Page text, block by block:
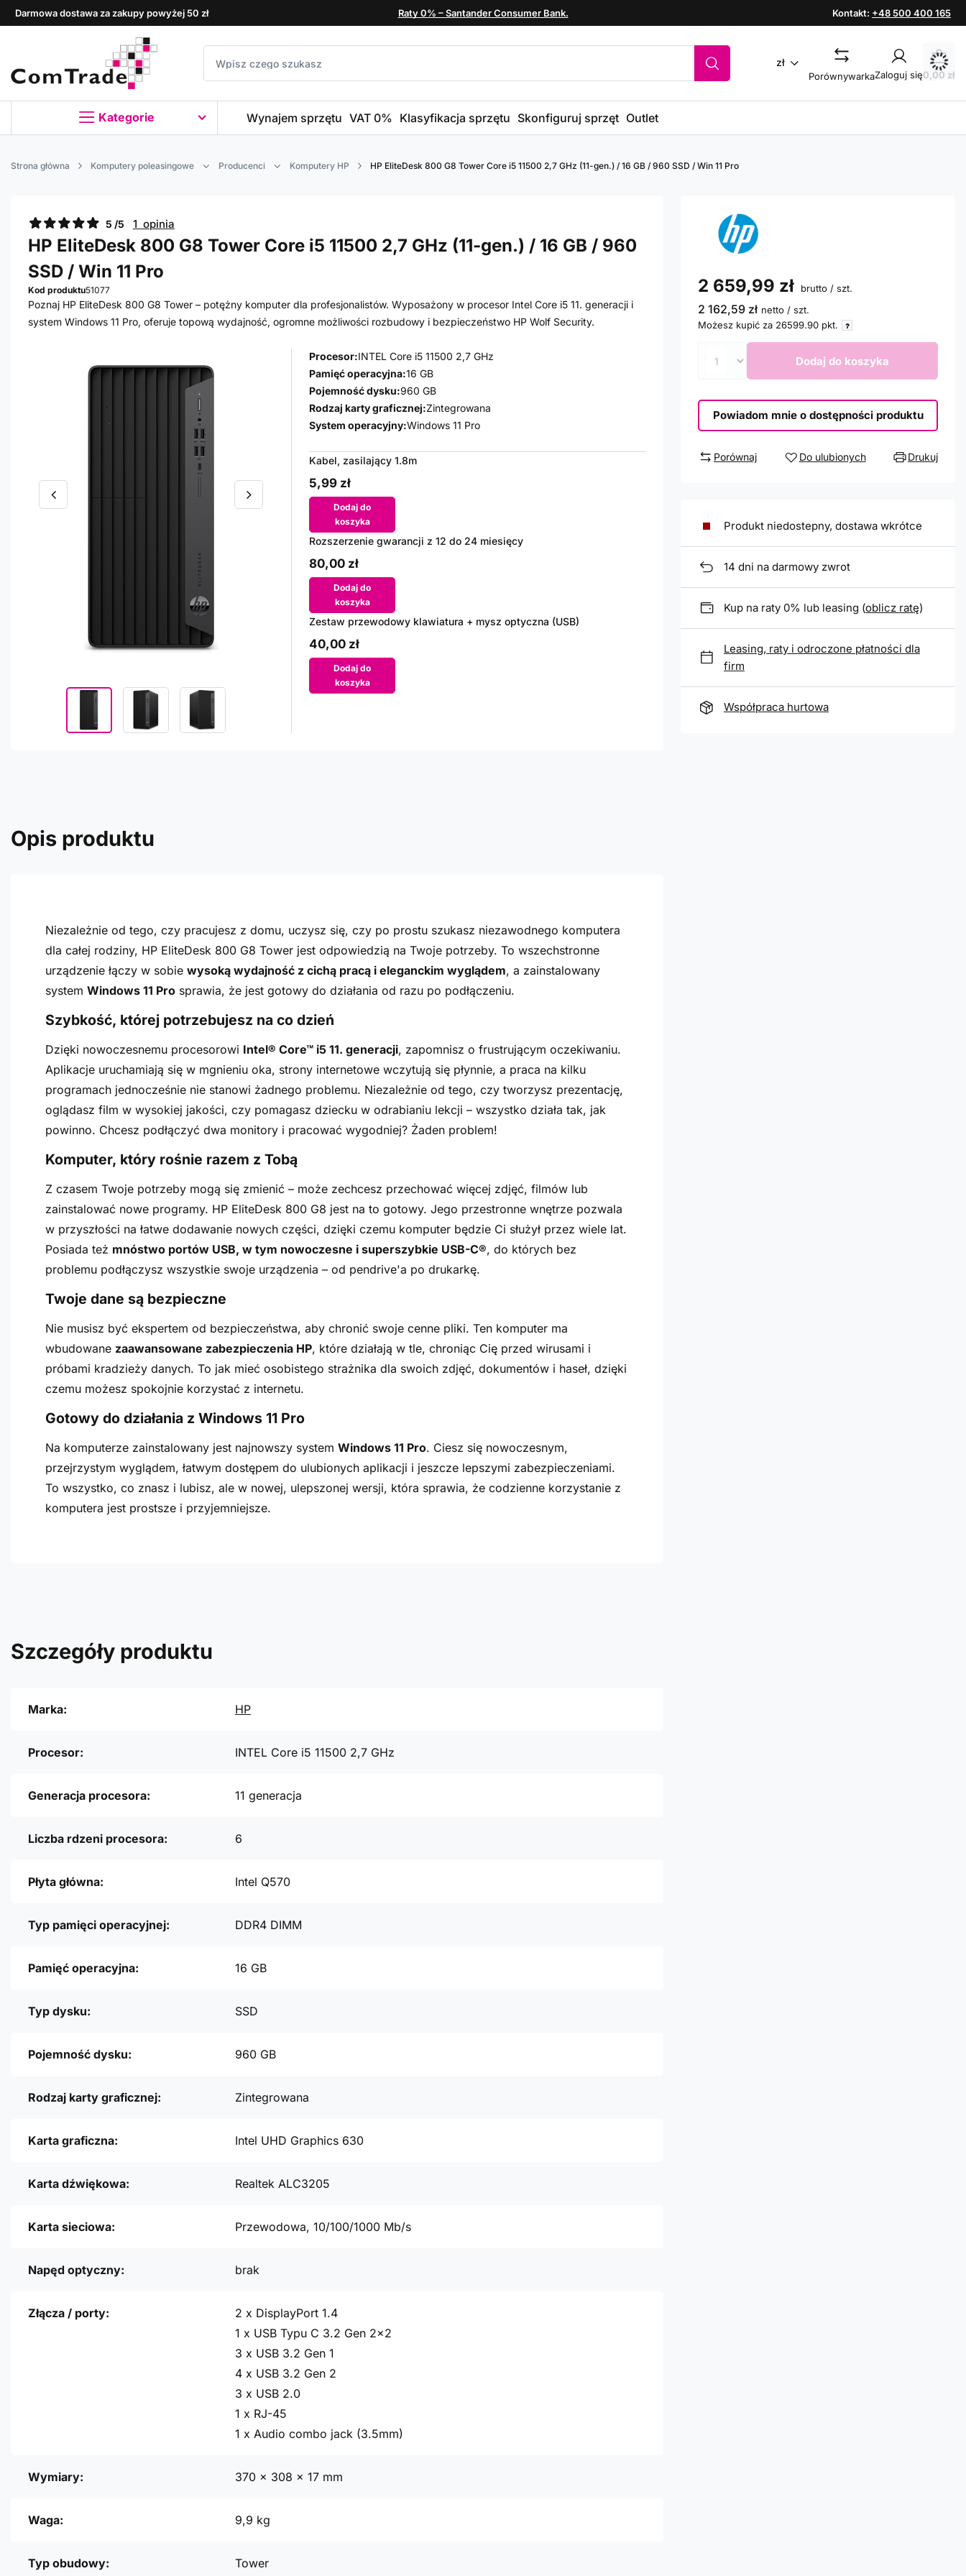
Darmowa dostawa za zakupy powyżej 50 zł Raty 0% – Santander Consumer Bank. Kontakt: +48 500 400 165
zł
PorównywarkaZaloguj się0,00 zł
Kategorie Wynajem sprzętu VAT 0% Klasyfikacja sprzętu Skonfiguruj sprzęt Outlet
Strona główna Komputery poleasingowe Producenci Komputery HP HP EliteDesk 800 G8 Tower Core i5 11500 2,7 GHz (11-gen.) / 16 GB / 960 SSD / Win 11 Pro
5 /5 1 opinia
HP EliteDesk 800 G8 Tower Core i5 11500 2,7 GHz (11-gen.) / 16 GB / 960
SSD / Win 11 Pro
Kod produktu51077
Poznaj HP EliteDesk 800 G8 Tower – potężny komputer dla profesjonalistów. Wyposażony w procesor Intel Core i5 11. generacji i
system Windows 11 Pro, oferuje topową wydajność, ogromne możliwości rozbudowy i bezpieczeństwo HP Wolf Security.
Procesor:INTEL Core i5 11500 2,7 GHz
Pamięć operacyjna:16 GB
Pojemność dysku:960 GB
Rodzaj karty graficznej:Zintegrowana
System operacyjny:Windows 11 Pro
Kabel, zasilający 1.8m
5,99 zł
Dodaj do
koszyka
Rozszerzenie gwarancji z 12 do 24 miesięcy
80,00 zł
Dodaj do
koszyka
Zestaw przewodowy klawiatura + mysz optyczna (USB)
40,00 zł
Dodaj do
koszyka
2 659,99 zł brutto / szt.
2 162,59 zł netto / szt.
Możesz kupić za 26599.90 pkt.
Dodaj do koszyka
Powiadom mnie o dostępności produktu
Porównaj Do ulubionych Drukuj
Produkt niedostepny, dostawa wkrótce
14 dni na darmowy zwrot
Kup na raty 0% lub leasing (oblicz ratę)
Leasing, raty i odroczone płatności dla
firm
Współpraca hurtowa
Opis produktu
Niezależnie od tego, czy pracujesz z domu, uczysz się, czy po prostu szukasz niezawodnego komputera
dla całej rodziny, HP EliteDesk 800 G8 Tower jest odpowiedzią na Twoje potrzeby. To wszechstronne
urządzenie łączy w sobie wysoką wydajność z cichą pracą i eleganckim wyglądem, a zainstalowany
system Windows 11 Pro sprawia, że jest gotowy do działania od razu po podłączeniu.
Szybkość, której potrzebujesz na co dzień
Dzięki nowoczesnemu procesorowi Intel® Core™ i5 11. generacji, zapomnisz o frustrującym oczekiwaniu.
Aplikacje uruchamiają się w mgnieniu oka, strony internetowe wczytują się płynnie, a praca na kilku
programach jednocześnie nie stanowi żadnego problemu. Niezależnie od tego, czy tworzysz prezentację,
oglądasz film w wysokiej jakości, czy pomagasz dziecku w odrabianiu lekcji – wszystko działa tak, jak
powinno. Chcesz podłączyć dwa monitory i pracować wygodniej? Żaden problem!
Komputer, który rośnie razem z Tobą
Z czasem Twoje potrzeby mogą się zmienić – może zechcesz przechować więcej zdjęć, filmów lub
zainstalować nowe programy. HP EliteDesk 800 G8 jest na to gotowy. Jego przestronne wnętrze pozwala
w przyszłości na łatwe dodawanie nowych części, dzięki czemu komputer będzie Ci służył przez wiele lat.
Posiada też mnóstwo portów USB, w tym nowoczesne i superszybkie USB-C®, do których bez
problemu podłączysz wszystkie swoje urządzenia – od pendrive'a po drukarkę.
Twoje dane są bezpieczne
Nie musisz być ekspertem od bezpieczeństwa, aby chronić swoje cenne pliki. Ten komputer ma
wbudowane zaawansowane zabezpieczenia HP, które działają w tle, chroniąc Cię przed wirusami i
próbami kradzieży danych. To jak mieć osobistego strażnika dla swoich zdjęć, dokumentów i haseł, dzięki
czemu możesz spokojnie korzystać z internetu.
Gotowy do działania z Windows 11 Pro
Na komputerze zainstalowany jest najnowszy system Windows 11 Pro. Ciesz się nowoczesnym,
przejrzystym wyglądem, łatwym dostępem do ulubionych aplikacji i jeszcze lepszymi zabezpieczeniami.
To wszystko, co znasz i lubisz, ale w nowej, ulepszonej wersji, która sprawia, że codzienne korzystanie z
komputera jest prostsze i przyjemniejsze.
Szczegóły produktu
Marka: HP
Procesor: INTEL Core i5 11500 2,7 GHz
Generacja procesora: 11 generacja
Liczba rdzeni procesora: 6
Płyta główna: Intel Q570
Typ pamięci operacyjnej: DDR4 DIMM
Pamięć operacyjna: 16 GB
Typ dysku: SSD
Pojemność dysku: 960 GB
Rodzaj karty graficznej: Zintegrowana
Karta graficzna: Intel UHD Graphics 630
Karta dźwiękowa: Realtek ALC3205
Karta sieciowa: Przewodowa, 10/100/1000 Mb/s
Napęd optyczny: brak
Złącza / porty:
2 x DisplayPort 1.4
1 x USB Typu C 3.2 Gen 2x2
3 x USB 3.2 Gen 1
4 x USB 3.2 Gen 2
3 x USB 2.0
1 x RJ-45
1 x Audio combo jack (3.5mm)
Wymiary: 370 x 308 x 17 mm
Waga: 9,9 kg
Typ obudowy: Tower